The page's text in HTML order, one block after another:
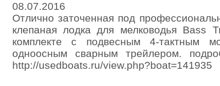
08.07.2016
Отлично заточенная под
клепаная лодка для мелководья Bass
комплекте с подвесным 4-тактным
одноосным сварным трейлером.
http://usedboats.ru/view.php?boat=141935